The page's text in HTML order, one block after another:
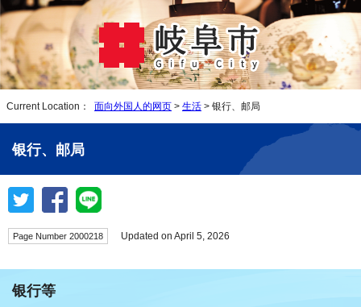
Current Location： 面向外国人的网页 > 生活 > 银行、邮局
银行、邮局
Page Number 2000218 Updated on April 5, 2026
银行等